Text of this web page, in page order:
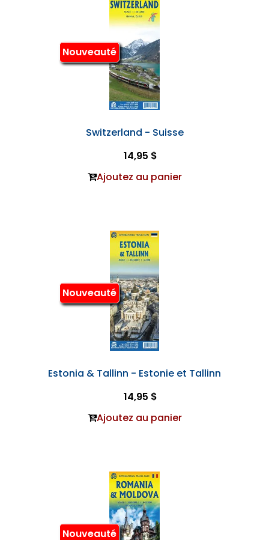
Nouveauté
Switzerland - Suisse
14,95 $
Ajoutez au panier
Nouveauté
Estonia & Tallinn - Estonie et Tallinn
14,95 $
Ajoutez au panier
Nouveauté